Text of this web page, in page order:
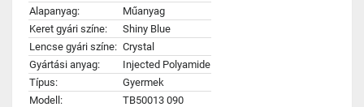
Alapanyag:
Műanyag
Keret gyári színe:
Shiny Blue
Lencse gyári színe: Crystal
Gyártási anyag:
Injected Polyamide
Típus:
Gyermek
Modell:
TB50013 090